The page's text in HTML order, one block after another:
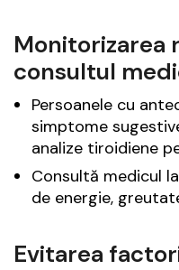
Monitorizarea
consultul
Persoanele cu
simptome
analize tiroidiene
Consultă medicul
de energie,
Evitarea